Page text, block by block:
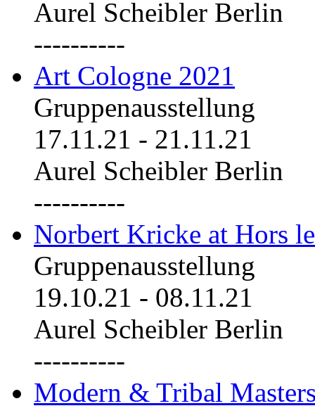
Aurel Scheibler Berlin
----------
Art Cologne 2021
Gruppenausstellung
17.11.21 - 21.11.21
Aurel Scheibler Berlin
----------
Norbert Kricke at Hors
Gruppenausstellung
19.10.21 - 08.11.21
Aurel Scheibler Berlin
----------
Modern & Tribal